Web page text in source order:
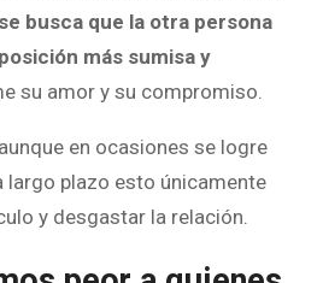
se busca que la otra persona
más sumisa y
su amor y su compromiso.
en ocasiones se logre
largo plazo esto únicamente
y desgastar la relación.